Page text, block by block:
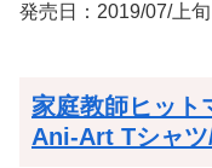
発売日：2019/07/上
家庭教師ヒット
Ani-Art Tシャ